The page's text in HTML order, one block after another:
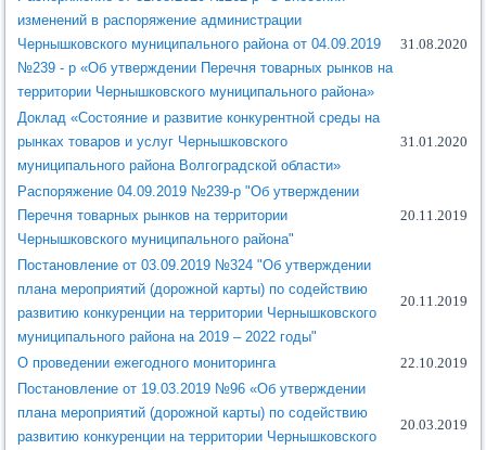
изменений в распоряжение администрации
Чернышковского муниципального района от 04.09.2019
№239 - р «Об утверждении Перечня товарных рынков на
территории Чернышковского муниципального района»
31.08.2020
Доклад «Состояние и развитие конкурентной среды на
рынках товаров и услуг Чернышковского
муниципального района Волгоградской области»
31.01.2020
Распоряжение 04.09.2019 №239-р "Об утверждении
Перечня товарных рынков на территории
Чернышковского муниципального района"
20.11.2019
Постановление от 03.09.2019 №324 "Об утверждении
плана мероприятий (дорожной карты) по содействию
развитию конкуренции на территории Чернышковского
муниципального района на 2019 – 2022 годы"
20.11.2019
О проведении ежегодного мониторинга
22.10.2019
Постановление от 19.03.2019 №96 «Об утверждении
плана мероприятий (дорожной карты) по содействию
развитию конкуренции на территории Чернышковского
20.03.2019